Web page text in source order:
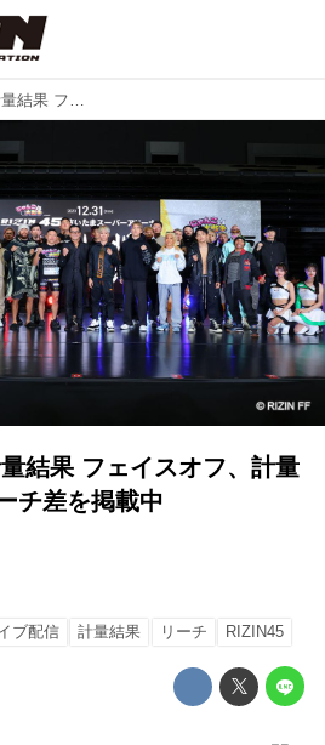
RIZIN.45 全選手計量結果 フェイスオフ、計量結果、身長差、リーチ差を掲載中
結果 フェイスオフ、計量
チ差を掲載中
ブ配信 計量結果 リーチ RIZIN45